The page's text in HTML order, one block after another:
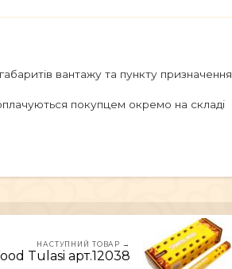
вантажу та пункту призначення
покупцем окремо на складі
НАСТУПНИЙ ТОВАР →
Tulasi арт.12038